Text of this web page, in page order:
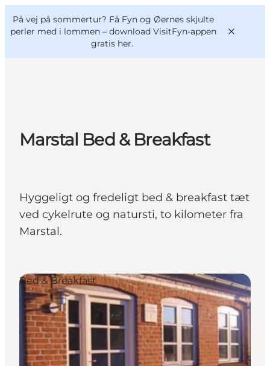
På vej på sommertur? Få Fyn og Øernes skjulte
perler med i lommen – download VisitFyn-appen
gratis her.
Oplevelser
Outdoor
Book lokale oplevelser
VisitFyn
Deutsch
Marstal Bed & Breakfast
Hyggeligt og fredeligt bed & breakfast tæt
ved cykelrute og natursti, to kilometer fra
Marstal.
Bed & Breakfast